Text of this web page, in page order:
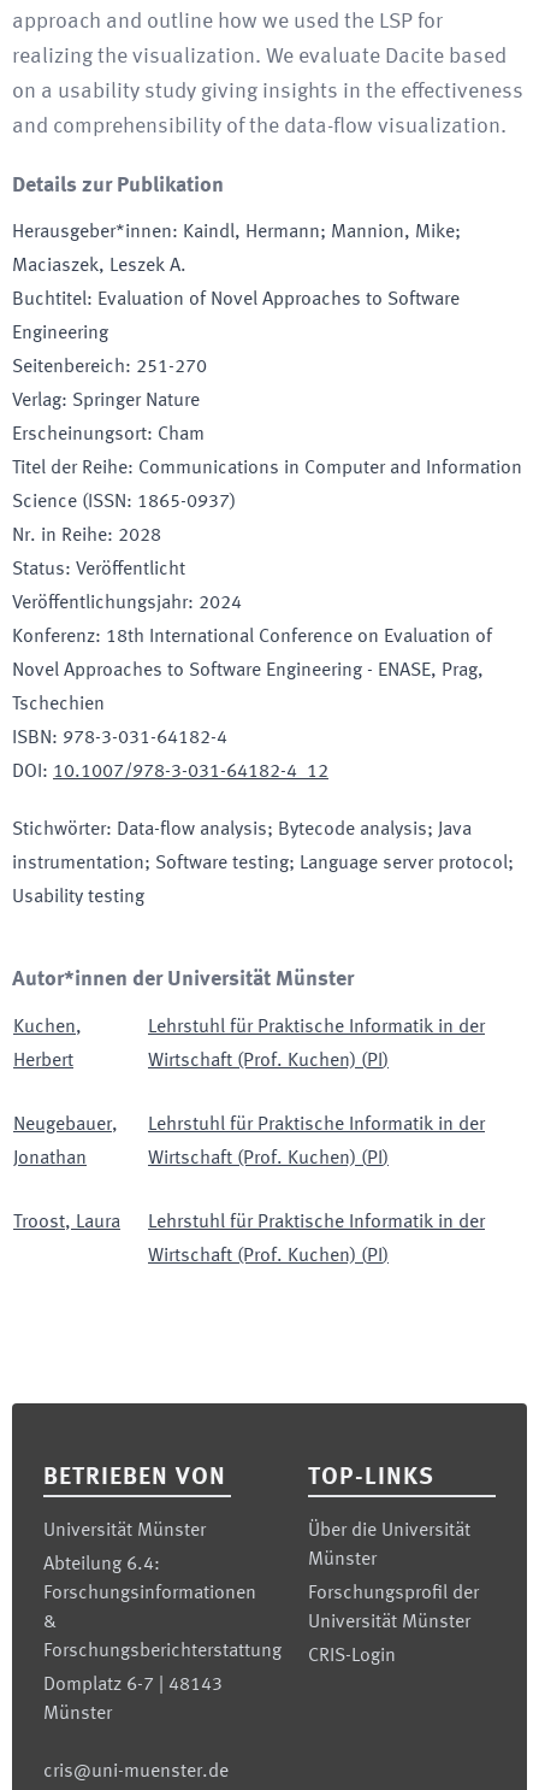
approach and outline how we used the LSP for
realizing the visualization. We evaluate Dacite based
on a usability study giving insights in the effectiveness
and comprehensibility of the data-flow visualization.
Details zur Publikation
Herausgeber*innen: Kaindl, Hermann; Mannion, Mike;
Maciaszek, Leszek A.
Buchtitel: Evaluation of Novel Approaches to Software
Engineering
Seitenbereich: 251-270
Verlag: Springer Nature
Erscheinungsort: Cham
Titel der Reihe: Communications in Computer and Information
Science (ISSN: 1865-0937)
Nr. in Reihe: 2028
Status: Veröffentlicht
Veröffentlichungsjahr: 2024
Konferenz: 18th International Conference on Evaluation of
Novel Approaches to Software Engineering - ENASE, Prag,
Tschechien
ISBN: 978-3-031-64182-4
DOI : 10.1007/978-3-031-64182-4_12
Stichwörter: Data-flow analysis; Bytecode analysis; Java
instrumentation; Software testing; Language server protocol;
Usability testing
Autor*innen der Universität Münster
Kuchen,
Herbert
Lehrstuhl für Praktische Informatik in der
Wirtschaft (Prof. Kuchen) (PI )
Neugebauer,
Jonathan
Lehrstuhl für Praktische Informatik in der
Wirtschaft (Prof. Kuchen) (PI )
Troost, Laura
Lehrstuhl für Praktische Informatik in der
Wirtschaft (Prof. Kuchen) (PI )
BETRIEBEN VON
Universität Münster
Abteilung 6.4:
Forschungsinformationen
&
Forschungsberichterstattung
Domplatz 6-7 | 48143
Münster
cris@uni-muenster.de
TOP-LINKS
Über die Universität
Münster
Forschungsprofil der
Universität Münster
CRIS-Login